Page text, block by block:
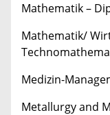
Mathematik –
Mathematik/
Medizin-
Metallurgy and